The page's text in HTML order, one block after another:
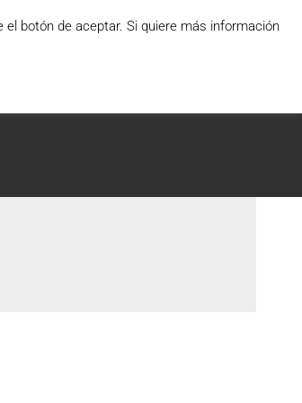
botón de aceptar. Si quiere más información